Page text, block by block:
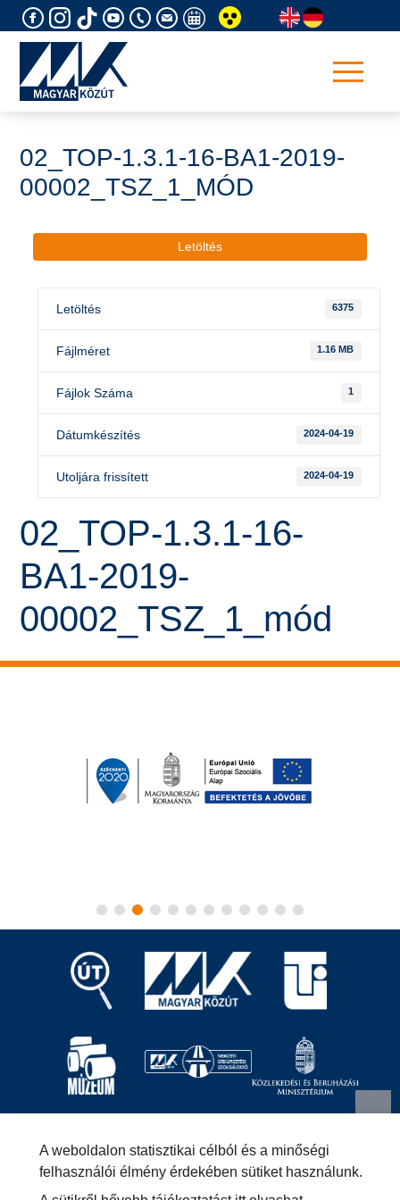
to
02_TOP-1.3.1-16-BA1-2019-
00002_TSZ_1_MÓD
Letöltés
Letöltés 6375
Fájlméret 1.16 MB
Fájlok Száma 1
Dátumkészítés 2024-04-19
Utoljára frissített 2024-04-19
02_TOP-1.3.1-16-
BA1-2019-
00002_TSZ_1_mód
1024 Budapest, Fényes
Elek utca 7-13.
+36 (1) 819-9000 info@kozut.hu
A weboldalon statisztikai célból és a minőségi
felhasználói élmény érdekében sütiket használunk.